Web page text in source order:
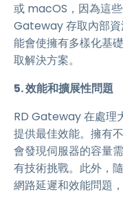
或 macOS，因為這
Gateway 存取內部資
能會使擁有多樣化基
取解決方案。
5. 效能和擴展性問題
RD Gateway 在處理
提供最佳效能。擁有
會發現伺服器的容量
有技術挑戰。此外，
網路延遲和效能問題